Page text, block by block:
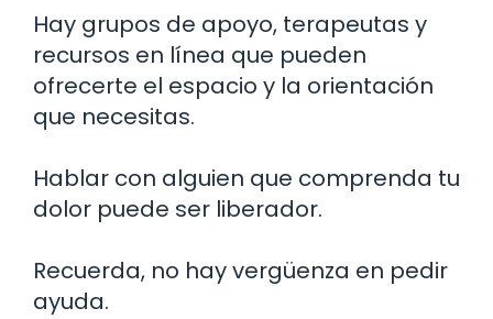
Hay grupos de apoyo, terapeutas y
recursos en línea que pueden
ofrecerte el espacio y la orientación
que necesitas.
Hablar con alguien que comprenda tu
dolor puede ser liberador.
Recuerda, no hay vergüenza en pedir
ayuda.